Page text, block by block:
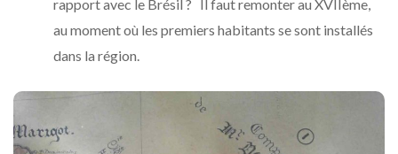
rapport avec le Brésil ? Il faut remonter au XVIIème,
au moment où les premiers habitants se sont installés
dans la région.